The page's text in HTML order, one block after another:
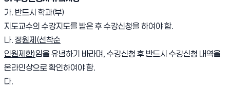
가. 반드시 학과(부)
지도교수의 수강지도를 받은 후 수강신청을 하여야 함.
나. 정원제(선착순
인원제한)임을 유념하기 바라며, 수강신청 후 반드시 수강신청 내역을
온라인상으로 확인하여야 함.
다.